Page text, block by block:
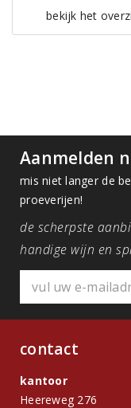
bekijk het
Aanmelden
mis niet langer de
proeverijen!
de scherpste
handige wijn en
contact
kantoor
Heereweg 276